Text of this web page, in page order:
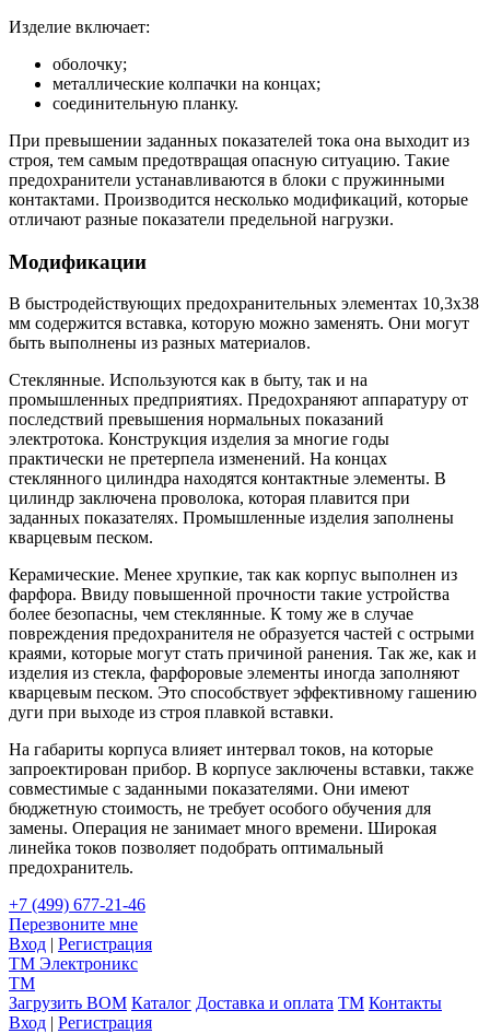
Изделие включает:
оболочку;
металлические колпачки на концах;
соединительную планку.
При превышении заданных показателей тока она выходит из
строя, тем самым предотвращая опасную ситуацию. Такие
предохранители устанавливаются в блоки с пружинными
контактами. Производится несколько модификаций, которые
отличают разные показатели предельной нагрузки.
Модификации
В быстродействующих предохранительных элементах 10,3х38
мм содержится вставка, которую можно заменять. Они могут
быть выполнены из разных материалов.
Стеклянные. Используются как в быту, так и на
промышленных предприятиях. Предохраняют аппаратуру от
последствий превышения нормальных показаний
электротока. Конструкция изделия за многие годы
практически не претерпела изменений. На концах
стеклянного цилиндра находятся контактные элементы. В
цилиндр заключена проволока, которая плавится при
заданных показателях. Промышленные изделия заполнены
кварцевым песком.
Керамические. Менее хрупкие, так как корпус выполнен из
фарфора. Ввиду повышенной прочности такие устройства
более безопасны, чем стеклянные. К тому же в случае
повреждения предохранителя не образуется частей с острыми
краями, которые могут стать причиной ранения. Так же, как и
изделия из стекла, фарфоровые элементы иногда заполняют
кварцевым песком. Это способствует эффективному гашению
дуги при выходе из строя плавкой вставки.
На габариты корпуса влияет интервал токов, на которые
запроектирован прибор. В корпусе заключены вставки, также
совместимые с заданными показателями. Они имеют
бюджетную стоимость, не требует особого обучения для
замены. Операция не занимает много времени. Широкая
линейка токов позволяет подобрать оптимальный
предохранитель.
+7 (499) 677-21-46
Перезвоните мне
Вход | Регистрация
TM Электроникс
TM
Загрузить BOM Каталог Доставка и оплата TM Контакты
Вход | Регистрация